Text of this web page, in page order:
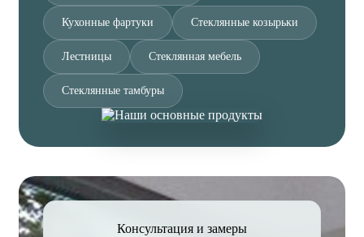
Кухонные фартуки Стеклянные козырьки
Лестницы Стеклянная мебель
Стеклянные тамбуры
Консультация и замеры